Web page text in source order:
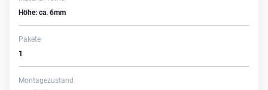
Höhe: ca. 6mm
Pakete
1
Montagezustand